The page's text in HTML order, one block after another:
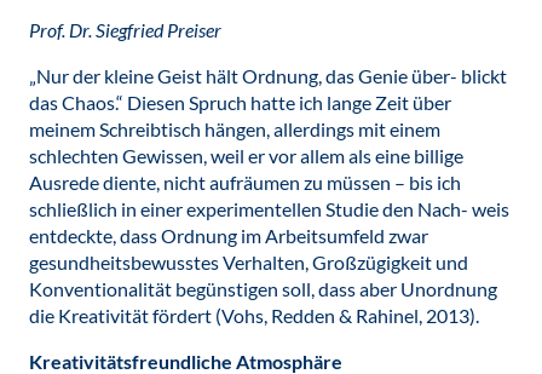
Prof. Dr. Siegfried Preiser
„Nur der kleine Geist hält Ordnung, das Genie über- blickt
das Chaos.“ Diesen Spruch hatte ich lange Zeit über
meinem Schreibtisch hängen, allerdings mit einem
schlechten Gewissen, weil er vor allem als eine billige
Ausrede diente, nicht aufräumen zu müssen – bis ich
schließlich in einer experimentellen Studie den Nach- weis
entdeckte, dass Ordnung im Arbeitsumfeld zwar
gesundheitsbewusstes Verhalten, Großzügigkeit und
Konventionalität begünstigen soll, dass aber Unordnung
die Kreativität fördert (Vohs, Redden & Rahinel, 2013).
Kreativitätsfreundliche Atmosphäre